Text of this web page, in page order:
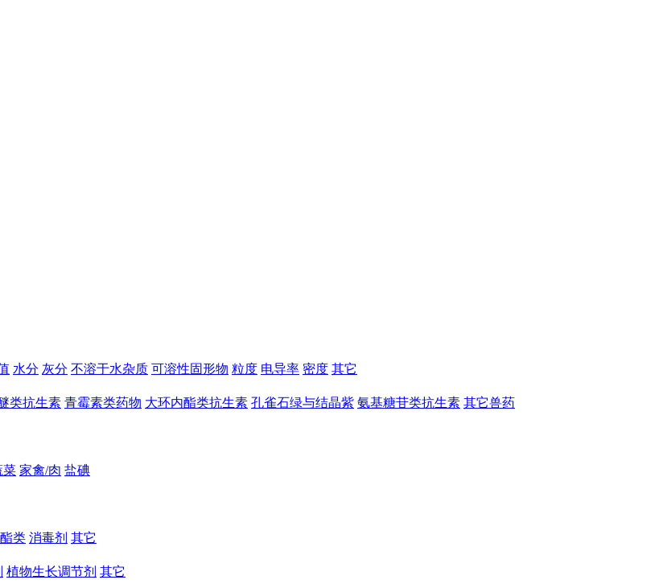
水分 灰分 不溶于水杂质 可溶性固形物 粒度 电导率 密度 其它
类抗生素 青霉素类药物 大环内酯类抗生素 孔雀石绿与结晶紫 氨基糖苷类抗生素 其它兽药
菜 家禽/肉 盐碘
类 消毒剂 其它
植物生长调节剂 其它